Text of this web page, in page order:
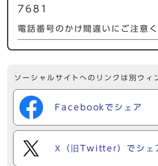
7681
電話番号のかけ間違いにご注意く
ソーシャルサイトへのリンクは別ウィ
Facebookでシェア
X（旧Twitter）でシェ